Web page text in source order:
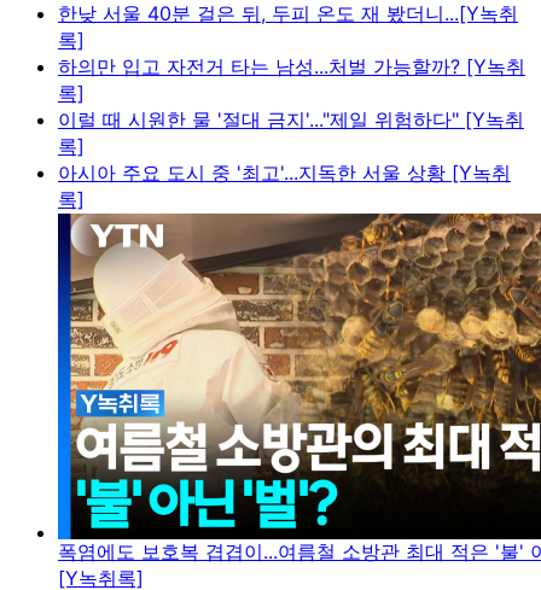
한낮 서울 40분 걸은 뒤, 두피 온도 재 봤더니...[Y녹취
록]
하의만 입고 자전거 타는 남성...처벌 가능할까? [Y녹취
록]
이럴 때 시원한 물 '절대 금지'..."제일 위험하다" [Y녹취
록]
아시아 주요 도시 중 '최고'...지독한 서울 상황 [Y녹취
록]
폭염에도 보호복 겹겹이...여름철 소방관 최대 적은 '불'
[Y녹취록]